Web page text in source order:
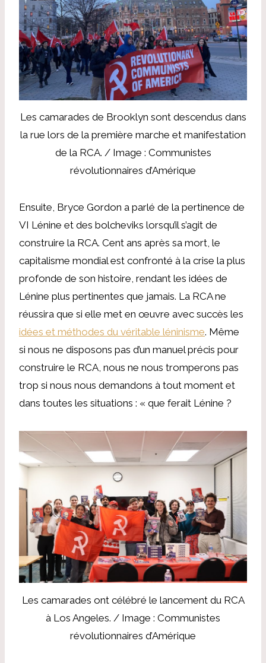
Les camarades de Brooklyn sont descendus dans
la rue lors de la première marche et manifestation
de la RCA. / Image : Communistes
révolutionnaires d’Amérique
Ensuite, Bryce Gordon a parlé de la pertinence de
VI Lénine et des bolcheviks lorsqu’il s’agit de
construire la RCA. Cent ans après sa mort, le
capitalisme mondial est confronté à la crise la plus
profonde de son histoire, rendant les idées de
Lénine plus pertinentes que jamais. La RCA ne
réussira que si elle met en œuvre avec succès les
idées et méthodes du véritable léninisme. Même
si nous ne disposons pas d’un manuel précis pour
construire le RCA, nous ne nous tromperons pas
trop si nous nous demandons à tout moment et
dans toutes les situations : « que ferait Lénine ?
Les camarades ont célébré le lancement du RCA
à Los Angeles. / Image : Communistes
révolutionnaires d’Amérique